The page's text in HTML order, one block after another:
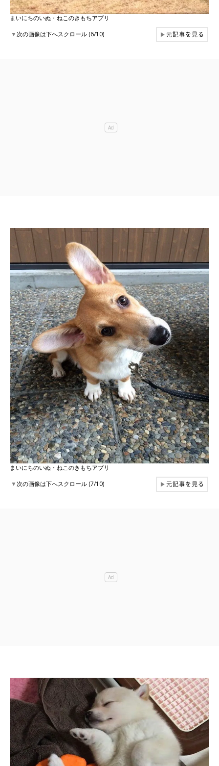
まいにちのいぬ・ねこのきもちアプリ
▼次の画像は下へスクロール (6/10) ▶元記事を見る
まいにちのいぬ・ねこのきもちアプリ
▼次の画像は下へスクロール (7/10) ▶元記事を見る